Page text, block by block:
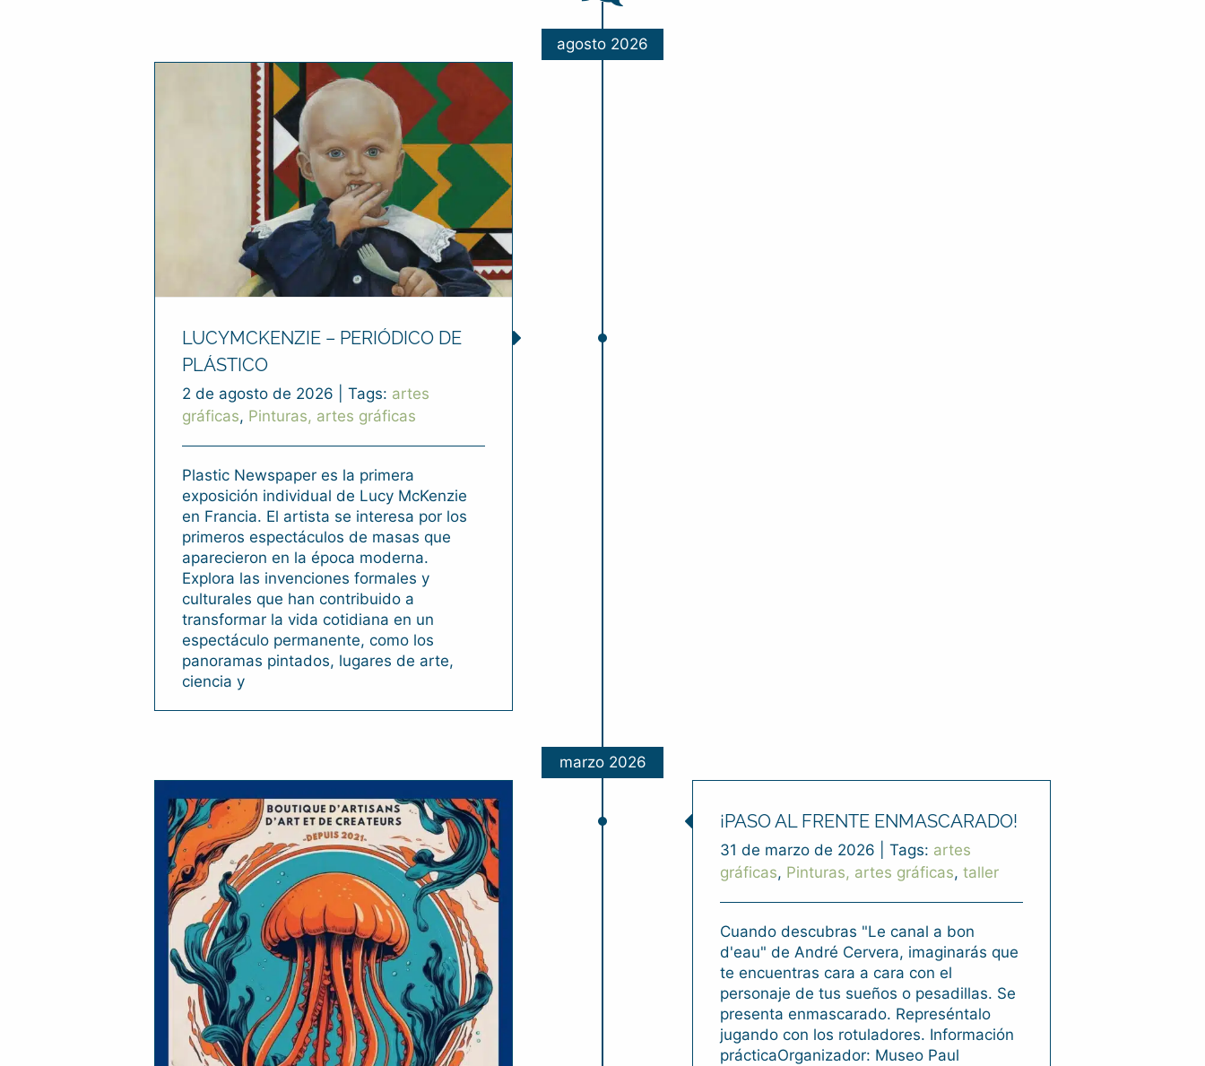
agosto 2026
LUCYMCKENZIE – PERIÓDICO DE
PLÁSTICO
2 de agosto de 2026 Tags: artes
gráficas, Pinturas, artes gráficas
Plastic Newspaper es la primera
exposición individual de Lucy McKenzie
en Francia. El artista se interesa por los
primeros espectáculos de masas que
aparecieron en la época moderna.
Explora las invenciones formales y
culturales que han contribuido a
transformar la vida cotidiana en un
espectáculo permanente, como los
panoramas pintados, lugares de arte,
ciencia y
marzo 2026
¡PASO AL FRENTE ENMASCARADO!
31 de marzo de 2026 Tags: artes
gráficas, Pinturas, artes gráficas, taller
Cuando descubras "Le canal a bon
d'eau" de André Cervera, imaginarás que
te encuentras cara a cara con el
personaje de tus sueños o pesadillas. Se
presenta enmascarado. Represéntalo
jugando con los rotuladores. Información
prácticaOrganizador: Museo Paul